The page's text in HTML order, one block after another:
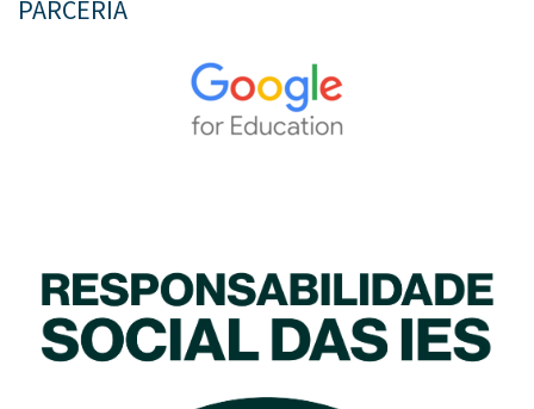
PARCERIA